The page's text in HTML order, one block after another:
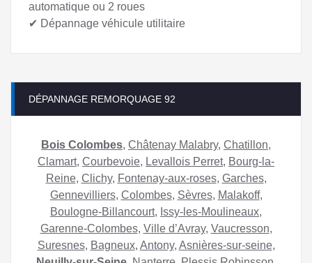
automatique ou 2 roues
✔︎ Dépannage véhicule utilitaire
DÉPANNAGE REMORQUAGE 92
Bois Colombes, Châtenay Malabry, Chatillon,
Clamart, Courbevoie, Levallois Perret, Bourg-la-
Reine, Clichy, Fontenay-aux-roses, Garches,
Gennevilliers, Colombes, Sèvres, Malakoff,
Boulogne-Billancourt, Issy-les-Moulineaux,
Garenne-Colombes, Ville d’Avray, Vaucresson,
Suresnes, Bagneux, Antony, Asnières-sur-seine,